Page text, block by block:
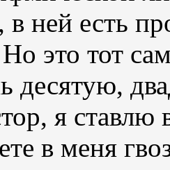
в ней есть
это тот
десятую,
я ставлю
в меня